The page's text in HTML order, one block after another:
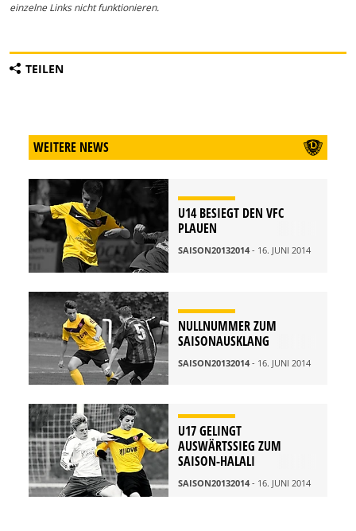
einzelne Links nicht funktionieren.
TEILEN
WEITERE NEWS
U14 BESIEGT DEN VFC
PLAUEN
SAISON20132014 - 16. JUNI 2014
NULLNUMMER ZUM
SAISONAUSKLANG
SAISON20132014 - 16. JUNI 2014
U17 GELINGT
AUSWÄRTSSIEG ZUM
SAISON-HALALI
SAISON20132014 - 16. JUNI 2014